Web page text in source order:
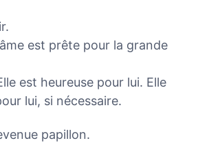
est prête pour la grande
est heureuse pour lui. Elle
lui, si nécessaire.
papillon.